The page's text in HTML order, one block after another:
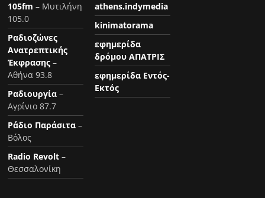
105fm – Μυτιλήνη
105.0
Ραδιοζώνες
Ανατρεπτικής
Έκφρασης –
Αθήνα 93.8
Ραδιουργία –
Αγρίνιο 87.7
Ράδιο Παράσιτα –
Βόλος
Radio Revolt –
Θεσσαλονίκη
athens.indymedia
kinimatorama
εφημερίδα
δρόμου ΑΠΑΤΡΙΣ
εφημερίδα Εντός-
Εκτός